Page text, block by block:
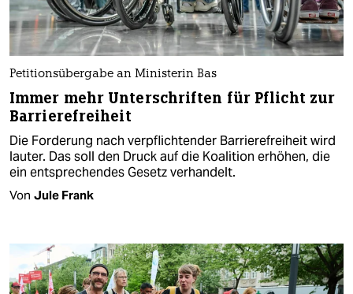
Petitionsübergabe an Ministerin Bas
Immer mehr Unterschriften für Pflicht zur
Barrierefreiheit
Die Forderung nach verpflichtender Barrierefreiheit wird
lauter. Das soll den Druck auf die Koalition erhöhen, die
ein entsprechendes Gesetz verhandelt.
Von Jule Frank